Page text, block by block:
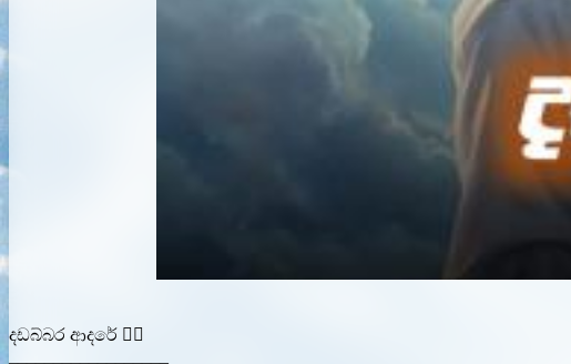
දඩබ්බර ආදරේ ❤️‍🔥